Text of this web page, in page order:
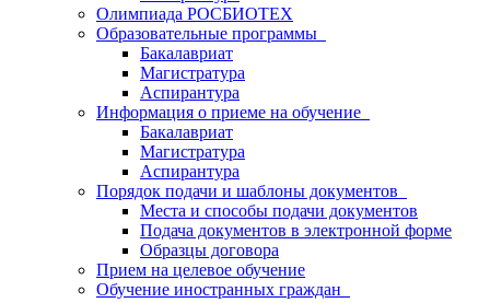
Олимпиада РОСБИОТЕХ
Образовательные программы
Бакалавриат
Магистратура
Аспирантура
Информация о приеме на обучение
Бакалавриат
Магистратура
Аспирантура
Порядок подачи и шаблоны документов
Места и способы подачи документов
Подача документов в электронной форме
Образцы договора
Прием на целевое обучение
Обучение иностранных граждан